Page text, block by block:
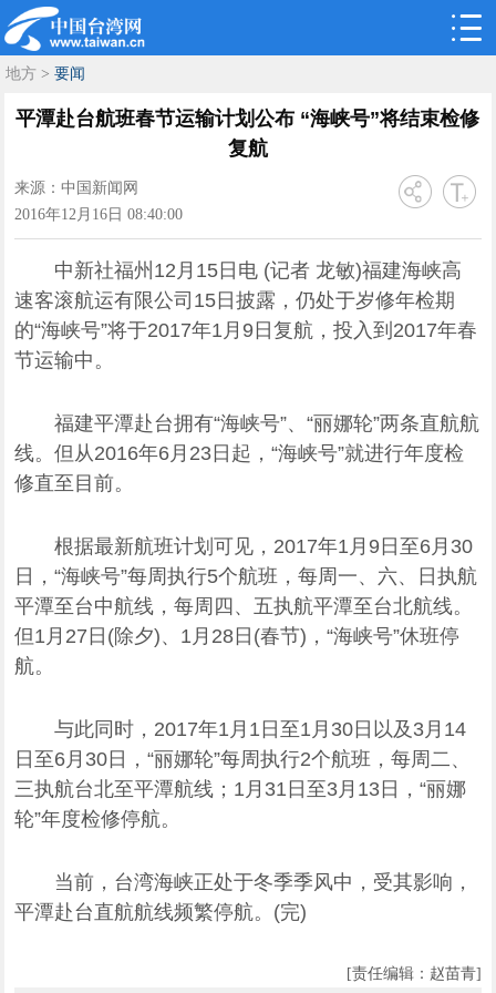
地方 > 要闻
平潭赴台航班春节运输计划公布 “海峡号”将结束检修
复航
2016年12月16日 08:40:00
来源：中国新闻网
中新社福州12月15日电 (记者 龙敏)福建海峡高
速客滚航运有限公司15日披露，仍处于岁修年检期
的“海峡号”将于2017年1月9日复航，投入到2017年春
节运输中。
福建平潭赴台拥有“海峡号”、“丽娜轮”两条直航航
线。但从2016年6月23日起，“海峡号”就进行年度检
修直至目前。
根据最新航班计划可见，2017年1月9日至6月30
日，“海峡号”每周执行5个航班，每周一、六、日执航
平潭至台中航线，每周四、五执航平潭至台北航线。
但1月27日(除夕)、1月28日(春节)，“海峡号”休班停
航。
与此同时，2017年1月1日至1月30日以及3月14
日至6月30日，“丽娜轮”每周执行2个航班，每周二、
三执航台北至平潭航线；1月31日至3月13日，“丽娜
轮”年度检修停航。
当前，台湾海峡正处于冬季季风中，受其影响，
平潭赴台直航航线频繁停航。(完)
[责任编辑：赵苗青]